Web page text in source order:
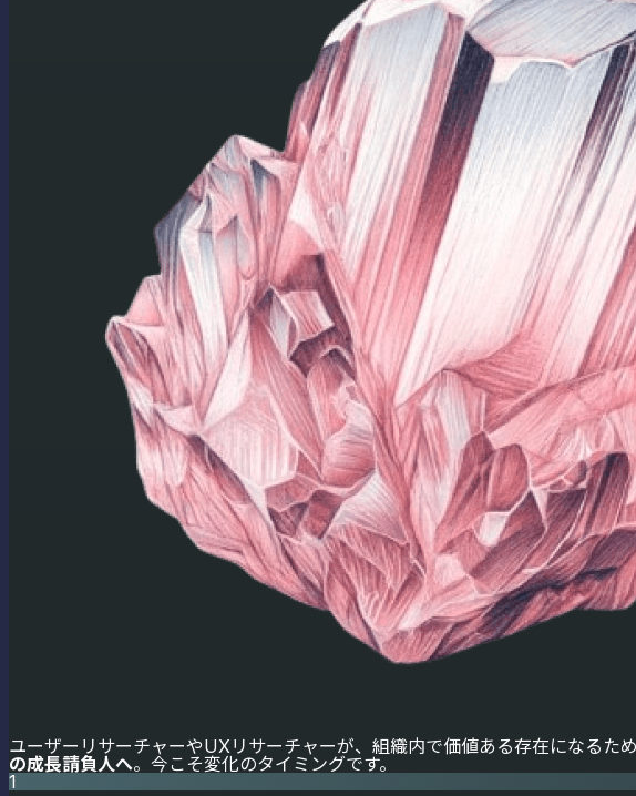
ユーザーリサーチャーやUXリサーチャーが、組織内で価値ある存在になるた
の成長請負人へ。今こそ変化のタイミングです。
1